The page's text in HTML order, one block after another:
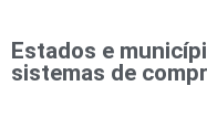
Estados e
sistemas de